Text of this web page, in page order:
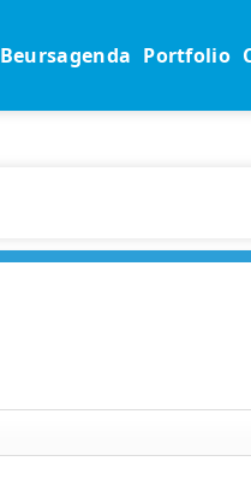
Beursagenda Portfolio